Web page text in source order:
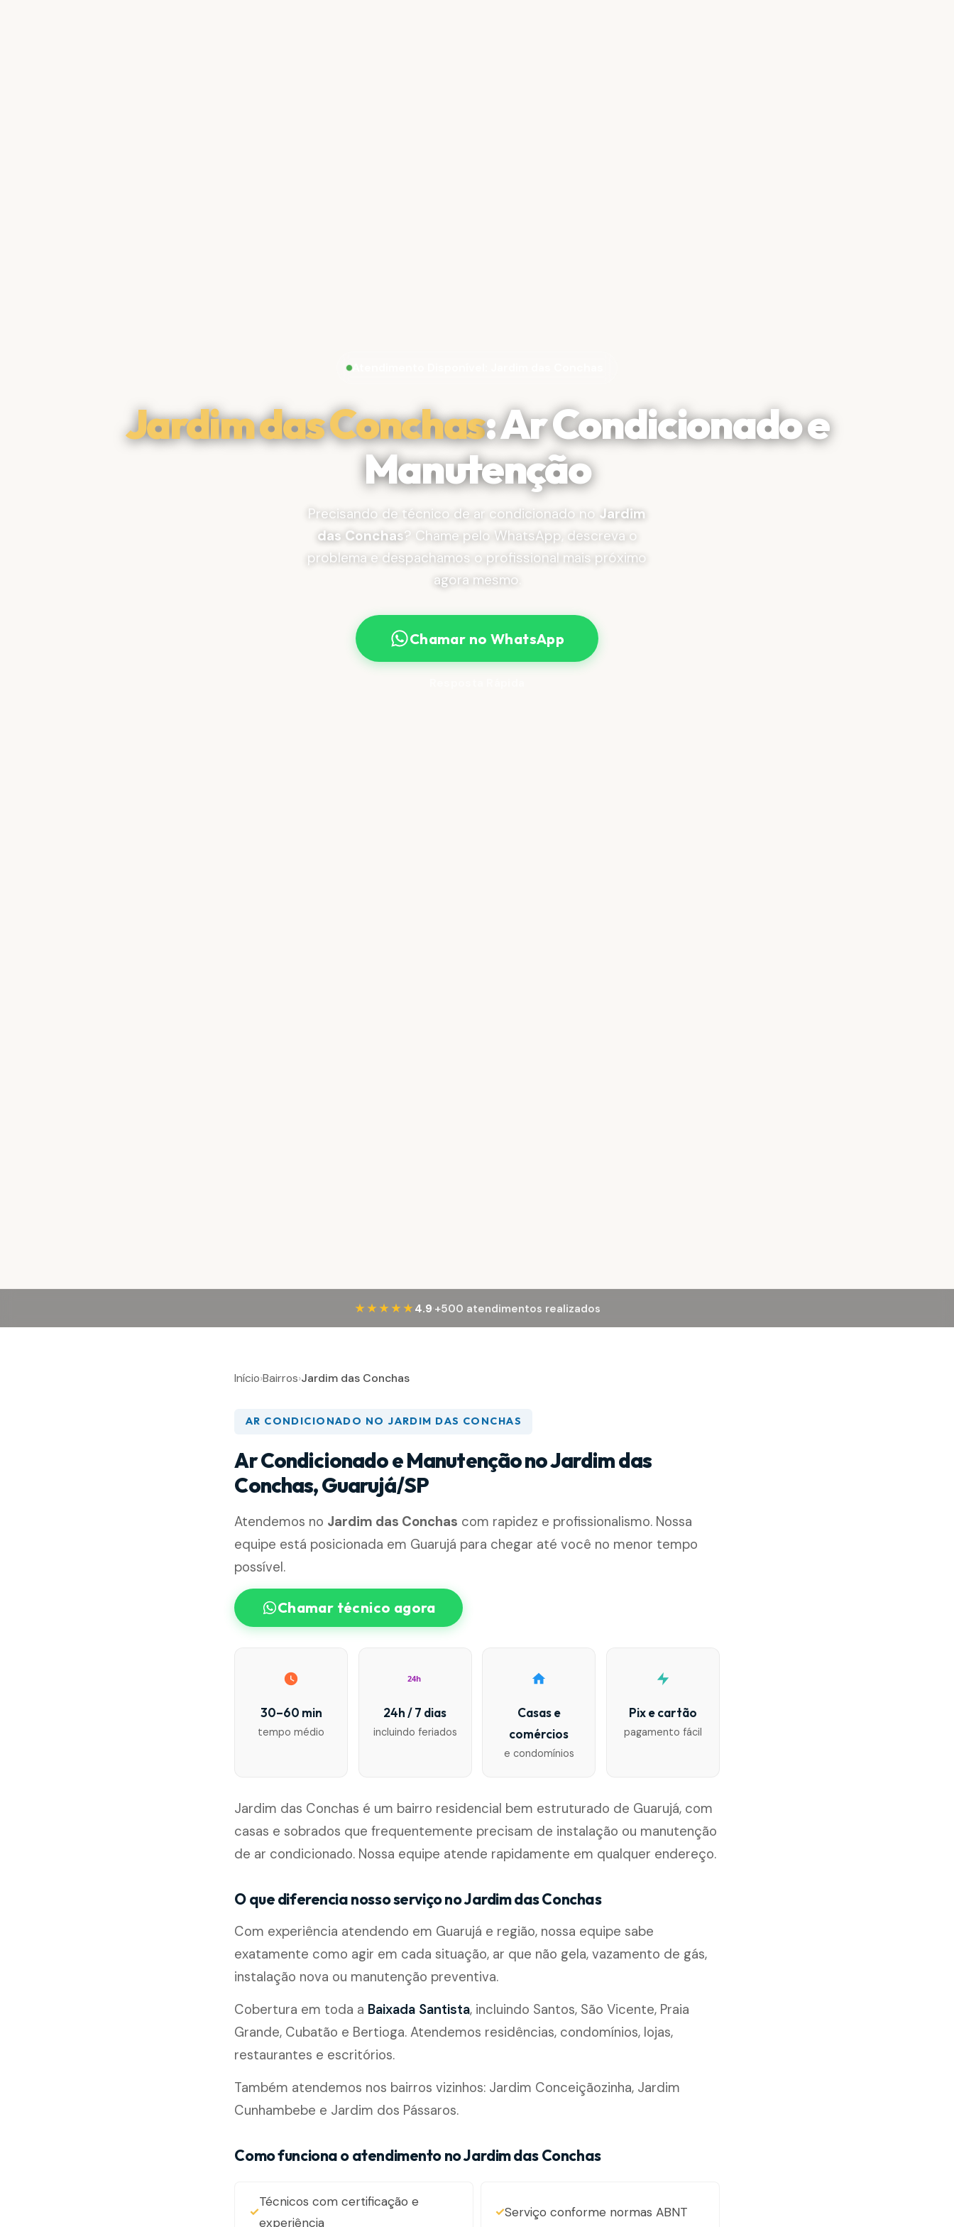
Atendimento Disponível: Jardim das Conchas
Jardim das Conchas: Ar Condicionado e
Manutenção
Precisando de técnico de ar condicionado no Jardim
das Conchas? Chame pelo WhatsApp, descreva o
problema e despachamos o profissional mais próximo
agora mesmo.
Chamar no WhatsApp
★★★★★ 4.9·+500 atendimentos realizados
Início›Bairros›Jardim das Conchas
AR CONDICIONADO NO JARDIM DAS CONCHAS
Ar Condicionado e Manutenção no Jardim das
Conchas, Guarujá/SP
Atendemos no Jardim das Conchas com rapidez e profissionalismo. Nossa
equipe está posicionada em Guarujá para chegar até você no menor tempo
possível.
Chamar técnico agora
30–60 min
tempo médio
24h
24h / 7 dias
incluindo feriados
Casas e
comércios
e condomínios
Pix e cartão
pagamento fácil
Jardim das Conchas é um bairro residencial bem estruturado de Guarujá, com
casas e sobrados que frequentemente precisam de instalação ou manutenção
de ar condicionado. Nossa equipe atende rapidamente em qualquer endereço.
O que diferencia nosso serviço no Jardim das Conchas
Com experiência atendendo em Guarujá e região, nossa equipe sabe
exatamente como agir em cada situação, ar que não gela, vazamento de gás,
instalação nova ou manutenção preventiva.
Cobertura em toda a Baixada Santista, incluindo Santos, São Vicente, Praia
Grande, Cubatão e Bertioga. Atendemos residências, condomínios, lojas,
restaurantes e escritórios.
Também atendemos nos bairros vizinhos: Jardim Conceiçãozinha, Jardim
Cunhambebe e Jardim dos Pássaros.
Como funciona o atendimento no Jardim das Conchas
Técnicos com certificação e
experiência
Serviço conforme normas ABNT